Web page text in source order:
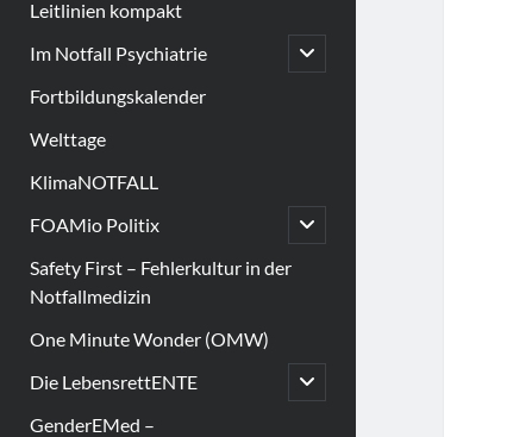
Leitlinien kompakt
Im Notfall Psychiatrie
open
child
Fortbildungskalender
Welttage
KlimaNOTFALL
FOAMio Politix
open
child
Safety First – Fehlerkultur in der
Notfallmedizin
One Minute Wonder (OMW)
Die LebensrettENTE
open
child
GenderEMed –